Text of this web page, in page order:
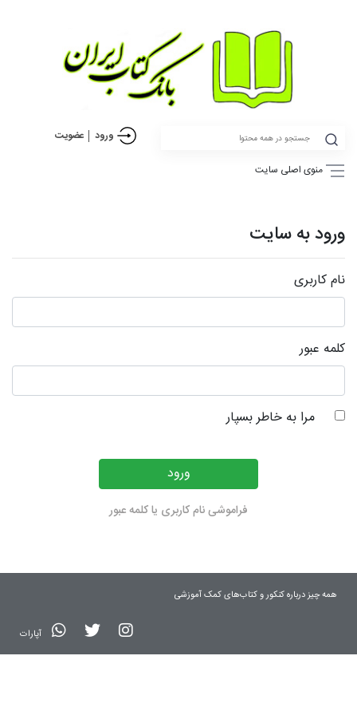
ورود عضویت
منوی اصلی سایت
ورود به سایت
نام کاربری
کلمه عبور
مرا به خاطر بسپار
ورود
فراموشی نام کاربری یا کلمه عبور
همه چیز درباره کنکور و کتاب‌های کمک آموزشی
آپارات